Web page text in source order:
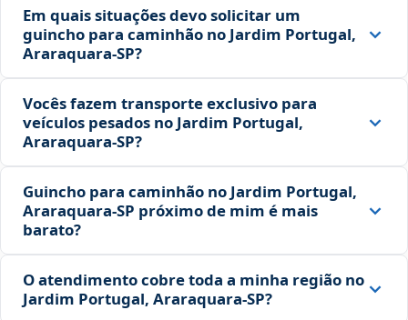
Em quais situações devo solicitar um
guincho para caminhão no Jardim Portugal,
Araraquara‑SP?
Vocês fazem transporte exclusivo para
veículos pesados no Jardim Portugal,
Araraquara‑SP?
Guincho para caminhão no Jardim Portugal,
Araraquara‑SP próximo de mim é mais
barato?
O atendimento cobre toda a minha região no
Jardim Portugal, Araraquara‑SP?